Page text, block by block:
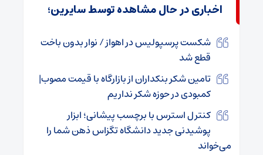
اخباری در حال مشاهده توسط سایرین؛
شکست پرسپولیس در اهواز / نوار بدون باخت
قطع شد
تامین شکر بنکداران از بازارگاه با قیمت مصوب|
کمبودی در حوزه شکر نداریم
کنترل استرس با برچسب پیشانی؛ ابزار
پوشیدنی جدید دانشگاه تگزاس ذهن شما را
می‌خواند